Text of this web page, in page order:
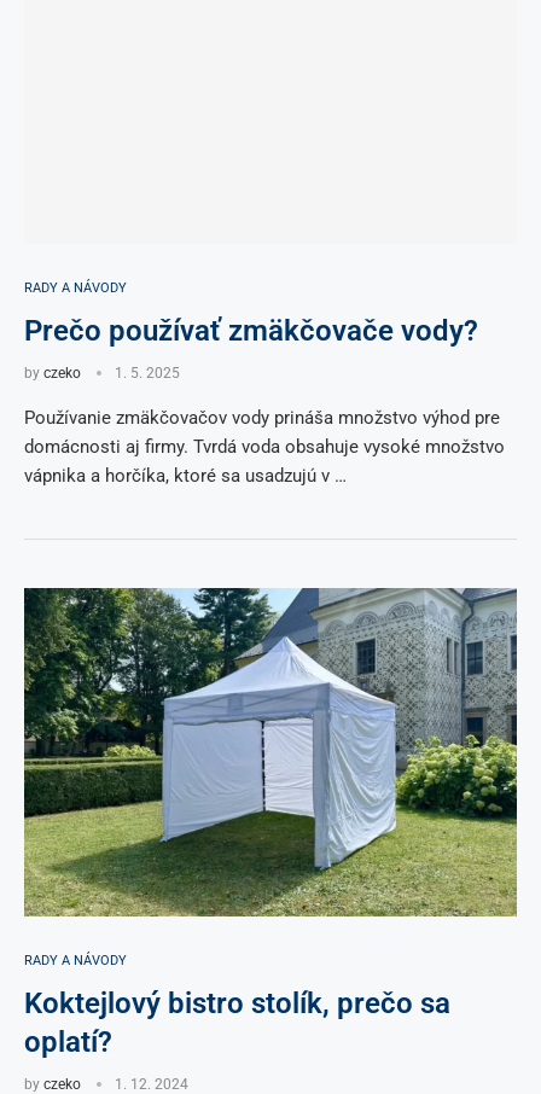
RADY A NÁVODY
Prečo používať zmäkčovače vody?
by czeko 1. 5. 2025
Používanie zmäkčovačov vody prináša množstvo výhod pre
domácnosti aj firmy. Tvrdá voda obsahuje vysoké množstvo
vápnika a horčíka, ktoré sa usadzujú v …
RADY A NÁVODY
Koktejlový bistro stolík, prečo sa
oplatí?
by czeko 1. 12. 2024